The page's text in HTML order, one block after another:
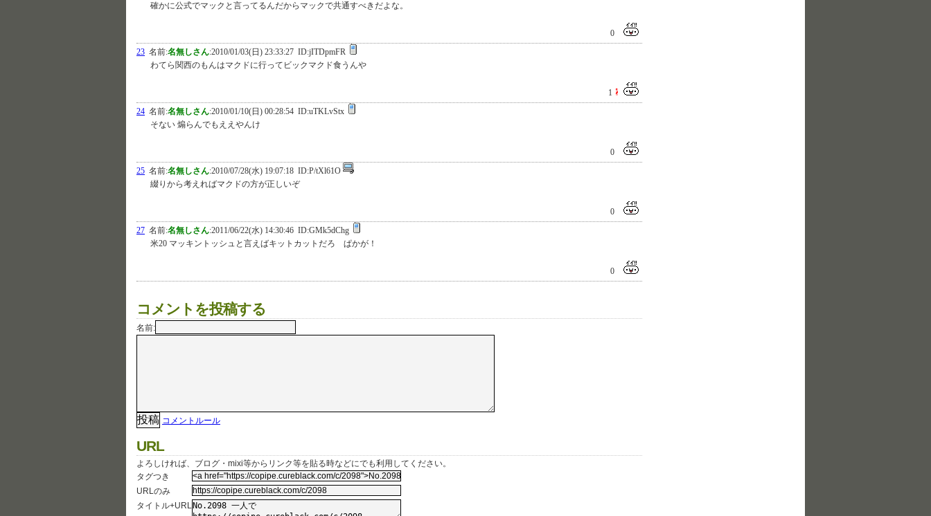
確かに公式でマックと言ってるんだからマックで共通すべきだよな。
0
23 名前:名無しさん:2010/01/03(日) 23:33:27 ID:jITDpmFR
わてら関西のもんはマクドに行ってビックマクド食うんや
1
24 名前:名無しさん:2010/01/10(日) 00:28:54 ID:uTKLvStx
そない 煽らんでもええやんけ
0
25 名前:名無しさん:2010/07/28(水) 19:07:18 ID:P/tXl61O
綴りから考えればマクドの方が正しいぞ
0
27 名前:名無しさん:2011/06/22(水) 14:30:46 ID:GMk5dChg
米20 マッキントッシュと言えばキットカットだろ ぱかが！
0
コメントを投稿する
名前:
コメントルール
URL
よろしければ、ブログ・mixi等からリンク等を貼る時などにでも利用してください。
タグつき
URLのみ
タイトル+URL